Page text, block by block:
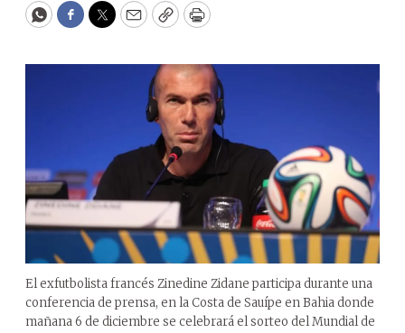
WhatsApp
Facebook
Twitter
EmailCopyPrint
El exfutbolista francés Zinedine Zidane participa durante una
conferencia de prensa, en la Costa de Sauípe en Bahia donde
mañana 6 de diciembre se celebrará el sorteo del Mundial de